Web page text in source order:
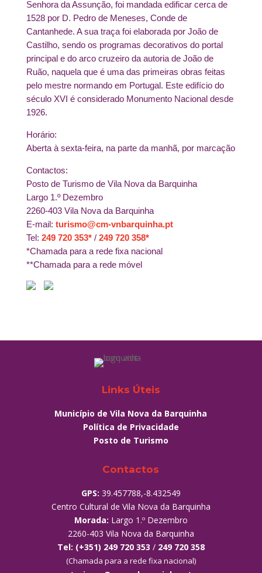
Senhora da Assunção, foi mandada edificar cerca de
1528 por D. Pedro de Meneses, Conde de
Cantanhede. A sua traça foi elaborada por João de
Castilho, sendo os programas decorativos do portal
principal e do arco cruzeiro da autoria de João de
Ruão, naquela que é uma das primeiras obras feitas
pelo mestre normando em Portugal. Este edifício do
século XVI é considerado Monumento Nacional desde
1926.
Horário:
Aberta à sexta-feira, na parte da manhã, por marcação
Contactos:
Posto de Turismo de Vila Nova da Barquinha
Largo 1.º Dezembro
2260-403 Vila Nova da Barquinha
E-mail: turismo@cm-vnbarquinha.pt
Tel: 249 720 353*/ 249 720 358*
*Chamada para a rede fixa nacional
**Chamada para a rede móvel
Links Úteis
Município de Vila Nova da Barquinha
Política de Privacidade
Posto de Turismo
Contactos
GPS: 39.457788,-8.432549
Centro Cultural de Vila Nova da Barquinha
Morada: Largo 1.º Dezembro
2260-403 Vila Nova da Barquinha
Tel: (+351) 249 720 353 / 249 720 358
(Chamada para a rede fixa nacional)